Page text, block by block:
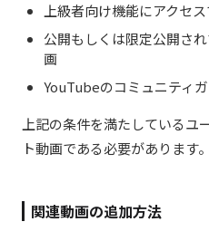
上級者向け機能にアクセ
公開もしくは限定公開さ
画
YouTubeのコミュニティ
上記の条件を満たしているユ
ト動画である必要があります。
関連動画の追加方法